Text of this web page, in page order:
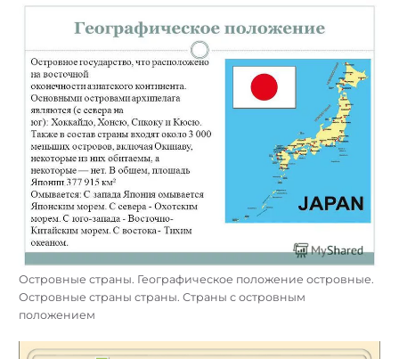
Островные страны. Географическое положение островные.
Островные страны страны. Страны с островным
положением